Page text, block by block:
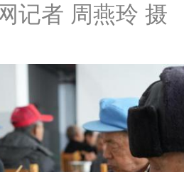
记者 周燕玲 摄